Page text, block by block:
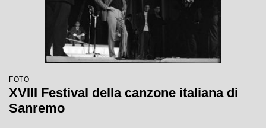
FOTO
XVIII Festival della canzone italiana di
Sanremo